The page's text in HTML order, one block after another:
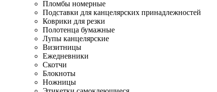
Пломбы номерные
Подставки для канцелярских принадлежностей
Коврики для резки
Полотенца бумажные
Лупы канцелярские
Визитницы
Ежедневники
Скотчи
Блокноты
Ножницы